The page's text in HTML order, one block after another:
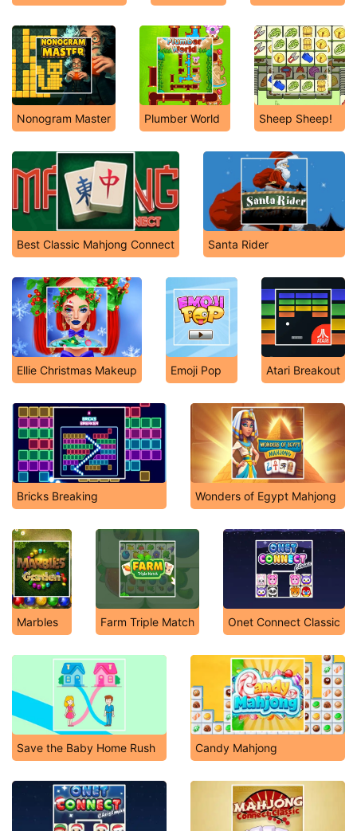
Nonogram Master Plumber World Sheep Sheep!
Best Classic Mahjong Connect Santa Rider
Ellie Christmas Makeup Emoji Pop Atari Breakout
Bricks Breaking Wonders of Egypt Mahjong
Marbles Farm Triple Match Onet Connect Classic
Save the Baby Home Rush Candy Mahjong